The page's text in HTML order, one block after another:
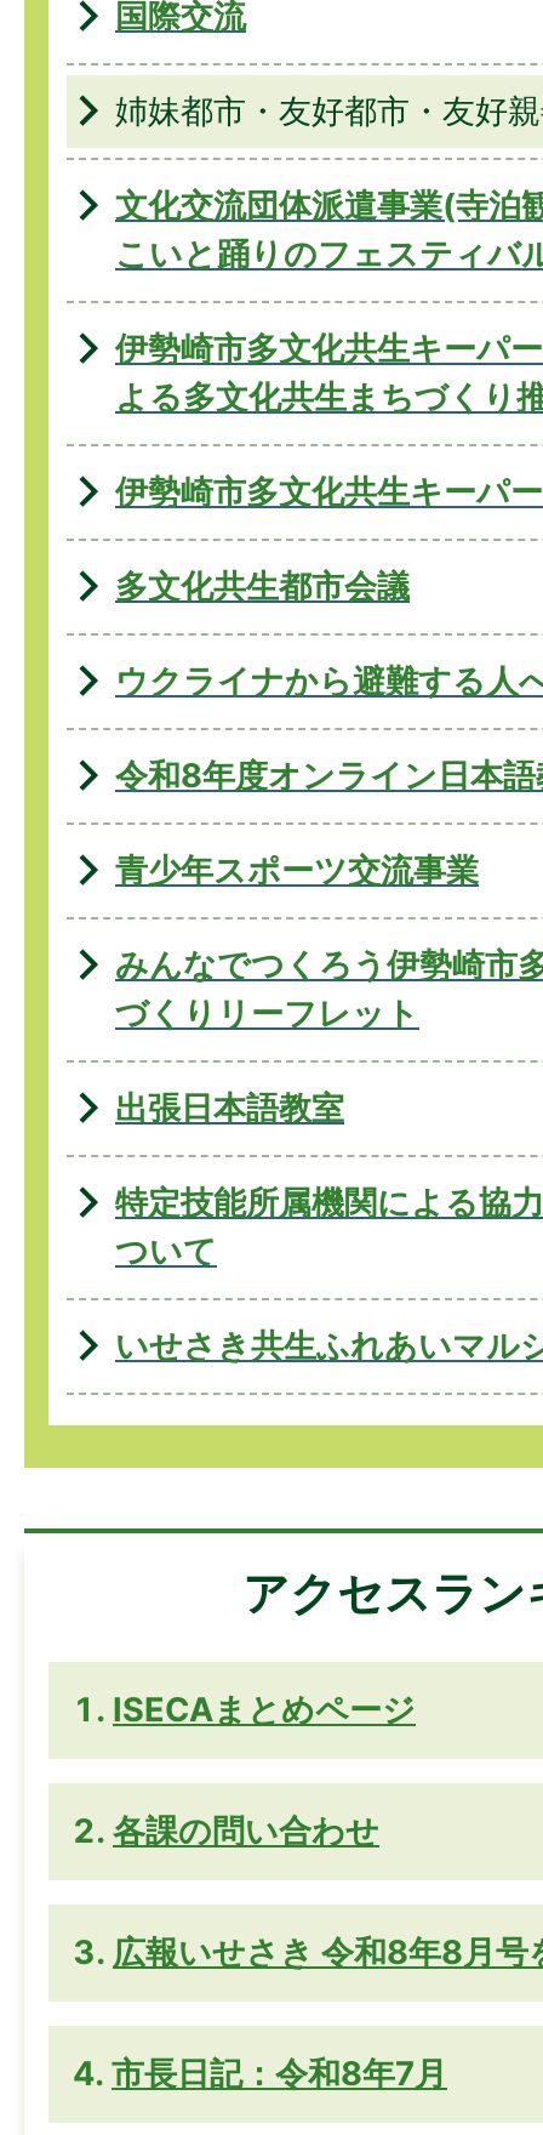
国際交流
姉妹都市・友好都市・友好
文化交流団体派遣事業(寺泊
こいと踊りのフェスティバ
伊勢崎市多文化共生キーパ
よる多文化共生まちづくり
伊勢崎市多文化共生キーパ
多文化共生都市会議
ウクライナから避難する人
令和8年度オンライン日本語
青少年スポーツ交流事業
みんなでつくろう伊勢崎市
づくりリーフレット
出張日本語教室
特定技能所属機関による協
ついて
いせさき共生ふれあいマル
アクセスラン
ISECAまとめページ
各課の問い合わせ
広報いせさき 令和8年8月号
市長日記：令和8年7月